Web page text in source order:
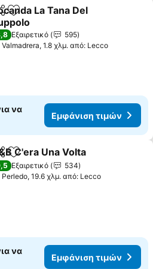
Προσθήκη στα αγαπημένα
La Tana Del
Εξαιρετικό
595
Valmadrera, 1.8 χλμ. από: Lecco
να
Εμφάνιση τιμών
Προσθήκη στα αγαπημένα
C'era Una Volta
Εξαιρετικό
534
Perledo, 19.6 χλμ. από: Lecco
να
Εμφάνιση τιμών